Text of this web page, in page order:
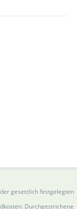
gesetzlich festgelegten
Durchgestrichene